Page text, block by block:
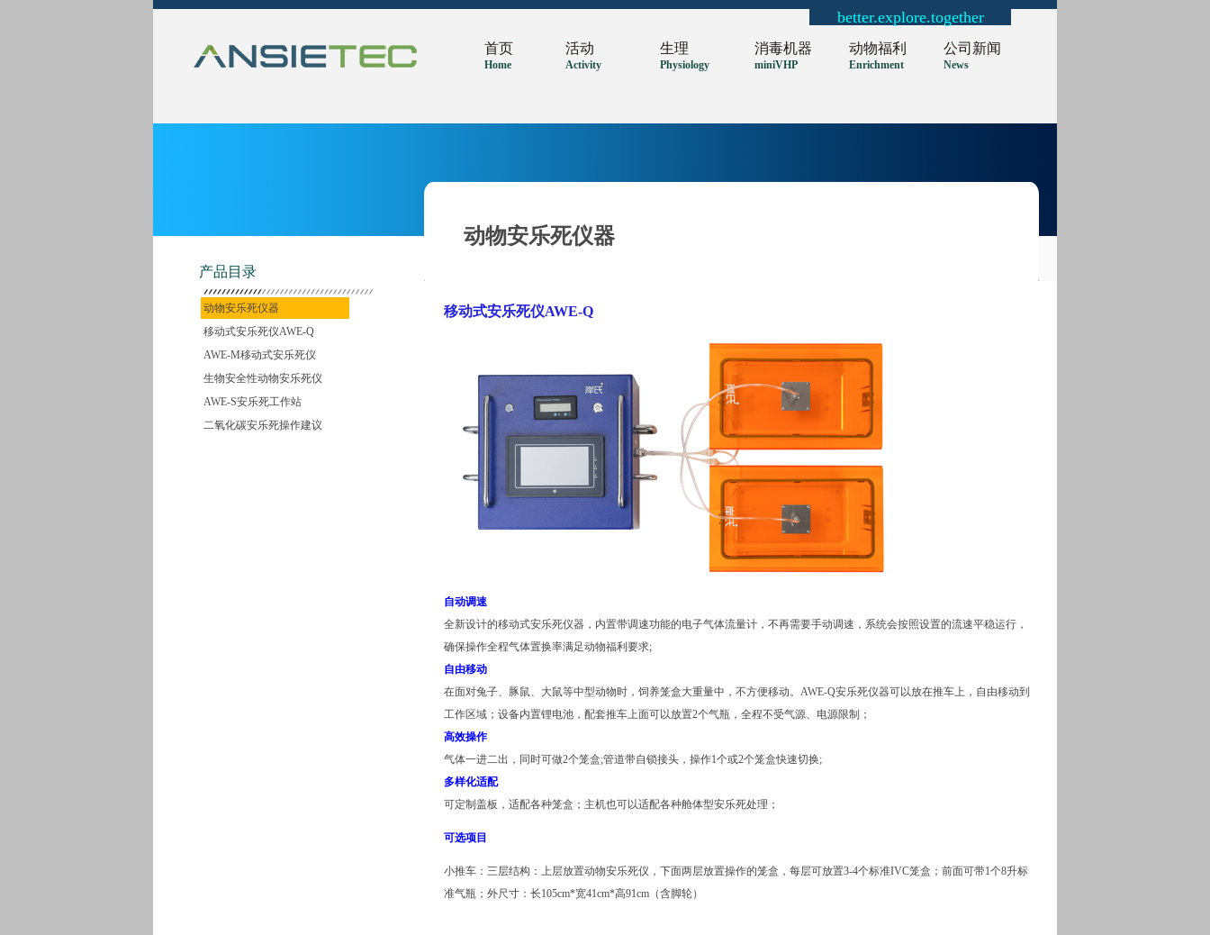
better.explore.together
首页
Home
活动
Activity
生理
Physiology
消毒机器
miniVHP
动物福利
Enrichment
公司新闻
News
产品目录
动物安乐死仪器
动物安乐死仪器
移动式安乐死仪AWE-Q
AWE-M移动式安乐死仪
生物安全性动物安乐死仪
AWE-S安乐死工作站
二氧化碳安乐死操作建议
移动式安乐死仪AWE-Q
自动调速
全新设计的移动式安乐死仪器，内置带调速功能的电子气体流量计，不再需要手动调速，系统会按照设置的流速平稳运行，
确保操作全程气体置换率满足动物福利要求;
自由移动
在面对兔子、豚鼠、大鼠等中型动物时，饲养笼盒大重量中，不方便移动。AWE-Q安乐死仪器可以放在推车上，自由移动到
工作区域；设备内置锂电池，配套推车上面可以放置2个气瓶，全程不受气源、电源限制；
高效操作
气体一进二出，同时可做2个笼盒;管道带自锁接头，操作1个或2个笼盒快速切换;
多样化适配
可定制盖板，适配各种笼盒；主机也可以适配各种舱体型安乐死处理；
可选项目
小推车：三层结构：上层放置动物安乐死仪，下面两层放置操作的笼盒，每层可放置3-4个标准IVC笼盒；前面可带1个8升标
准气瓶；外尺寸：长105cm*宽41cm*高91cm（含脚轮）